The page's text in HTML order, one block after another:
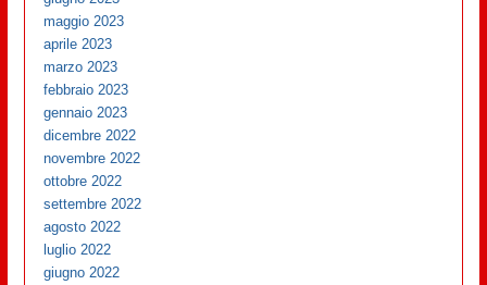
maggio 2023
aprile 2023
marzo 2023
febbraio 2023
gennaio 2023
dicembre 2022
novembre 2022
ottobre 2022
settembre 2022
agosto 2022
luglio 2022
giugno 2022